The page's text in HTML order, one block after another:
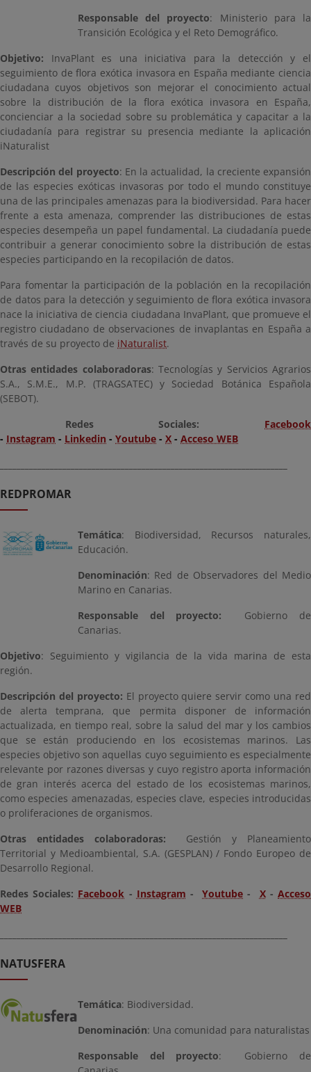
Responsable del proyecto: Ministerio para la
Transición Ecológica y el Reto Demográfico.
Objetivo: InvaPlant es una iniciativa para la detección y el
seguimiento de flora exótica invasora en España mediante ciencia
ciudadana cuyos objetivos son mejorar el conocimiento actual
sobre la distribución de la flora exótica invasora en España,
concienciar a la sociedad sobre su problemática y capacitar a la
ciudadanía para registrar su presencia mediante la aplicación
iNaturalist
Descripción del proyecto: En la actualidad, la creciente expansión
de las especies exóticas invasoras por todo el mundo constituye
una de las principales amenazas para la biodiversidad. Para hacer
frente a esta amenaza, comprender las distribuciones de estas
especies desempeña un papel fundamental. La ciudadanía puede
contribuir a generar conocimiento sobre la distribución de estas
especies participando en la recopilación de datos.
Para fomentar la participación de la población en la recopilación
de datos para la detección y seguimiento de flora exótica invasora
nace la iniciativa de ciencia ciudadana InvaPlant, que promueve el
registro ciudadano de observaciones de invaplantas en España a
través de su proyecto de iNaturalist.
Otras entidades colaboradoras: Tecnologías y Servicios Agrarios
S.A., S.M.E., M.P. (TRAGSATEC) y Sociedad Botánica Española
(SEBOT).
Redes Sociales: Facebook
- Instagram - Linkedin - Youtube - X - Acceso WEB
REDPROMAR
Temática: Biodiversidad, Recursos naturales,
Educación.
Denominación: Red de Observadores del Medio
Marino en Canarias.
Responsable del proyecto:
Gobierno de
Canarias.
Objetivo: Seguimiento y vigilancia de la vida marina de esta
región.
Descripción del proyecto: El proyecto quiere servir como una red
de alerta temprana, que permita disponer de información
actualizada, en tiempo real, sobre la salud del mar y los cambios
que se están produciendo en los ecosistemas marinos. Las
especies objetivo son aquellas cuyo seguimiento es especialmente
relevante por razones diversas y cuyo registro aporta información
de gran interés acerca del estado de los ecosistemas marinos,
como especies amenazadas, especies clave, especies introducidas
o proliferaciones de organismos.
Otras entidades colaboradoras: Gestión y Planeamiento
Territorial y Medioambiental, S.A. (GESPLAN) / Fondo Europeo de
Desarrollo Regional.
Redes Sociales: Facebook - Instagram -Youtube - X-Acceso
WEB
NATUSFERA
Temática: Biodiversidad.
Denominación: Una comunidad para naturalistas
Responsable del proyecto: Gobierno de